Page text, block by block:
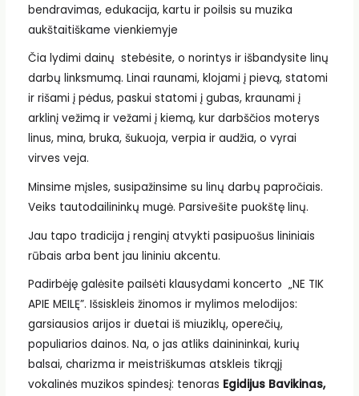
bendravimas, edukacija, kartu ir poilsis su muzika
aukštaitiškame vienkiemyje
Čia lydimi dainų stebėsite, o norintys ir išbandysite linų
darbų linksmumą. Linai raunami, klojami į pievą, statomi
ir rišami į pėdus, paskui statomi į gubas, kraunami į
arklinį vežimą ir vežami į kiemą, kur darbščios moterys
linus, mina, bruka, šukuoja, verpia ir audžia, o vyrai
virves veja.
Minsime mįsles, susipažinsime su linų darbų papročiais.
Veiks tautodailininkų mugė. Parsivešite puokštę linų.
Jau tapo tradicija į renginį atvykti pasipuošus lininiais
rūbais arba bent jau lininiu akcentu.
Padirbėję galėsite pailsėti klausydami koncerto „NE TIK
APIE MEILĘ”. Išsiskleis žinomos ir mylimos melodijos:
garsiausios arijos ir duetai iš miuziklų, operečių,
populiarios dainos. Na, o jas atliks dainininkai, kurių
balsai, charizma ir meistriškumas atskleis tikrąjį
vokalinės muzikos spindesį: tenoras Egidijus Bavikinas,